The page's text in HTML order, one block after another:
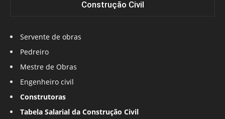
Construção Civil
Servente de obras
Pedreiro
Mestre de Obras
Engenheiro civil
Construtoras
Tabela Salarial da Construção Civil